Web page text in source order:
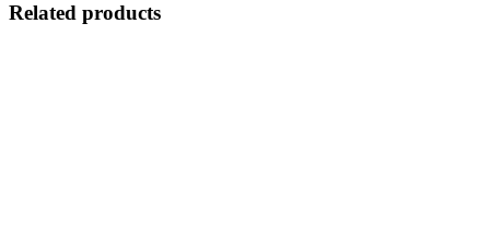
Related products